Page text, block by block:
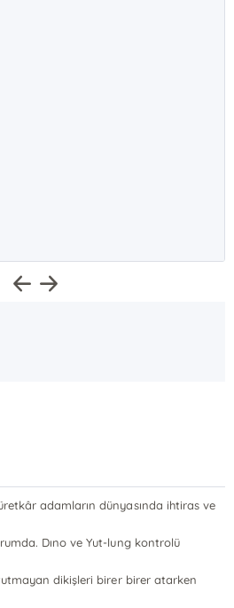
adamların dünyasında ihtiras ve
Dıno ve Yut-lung kontrolü
dikişleri birer birer atarken